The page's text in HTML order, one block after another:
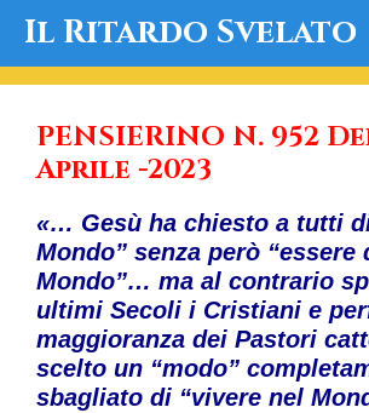
Il Ritardo Svelato
PENSIERINO N. 952
Aprile -2023
«… Gesù ha chiesto a tutti
Mondo” senza però “essere
Mondo”… ma al contrario
ultimi Secoli i Cristiani e
maggioranza dei Pastori
scelto un “modo”
sbagliato di “vivere nel